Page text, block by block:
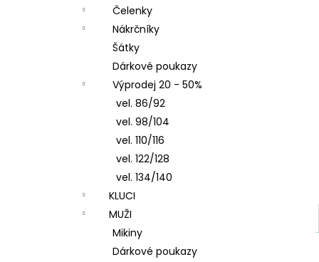
Čelenky
Nákrčníky
Šátky
Dárkové poukazy
Výprodej 20 - 50%
vel. 86/92
vel. 98/104
vel. 110/116
vel. 122/128
vel. 134/140
KLUCI
MUŽI
Mikiny
Dárkové poukazy